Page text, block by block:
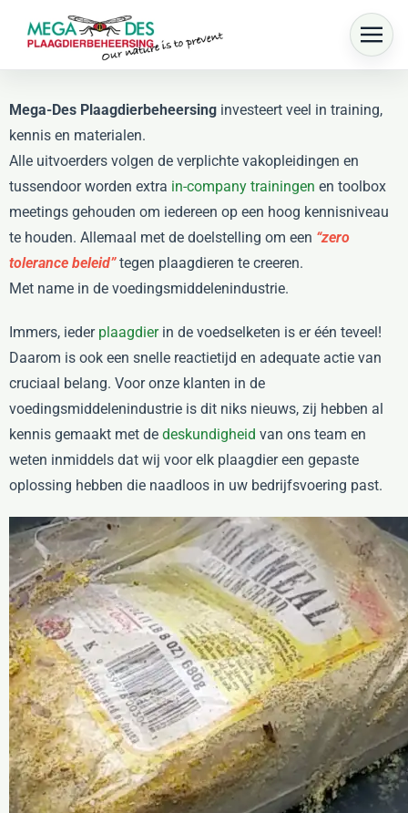
Skip to main content
Mega-Des Plaagdierbeheersing investeert veel in training,
kennis en materialen.
Alle uitvoerders volgen de verplichte vakopleidingen en
tussendoor worden extra in-company trainingen en toolbox
meetings gehouden om iedereen op een hoog kennisniveau
te houden. Allemaal met de doelstelling om een “zero
tolerance beleid”tegen plaagdieren te creeren.
Met name in de voedingsmiddelenindustrie.
Immers, ieder plaagdierin de voedselketen is er één teveel!
Daarom is ook een snelle reactietijd en adequate actie van
cruciaal belang. Voor onze klanten in de
voedingsmiddelenindustrie is dit niks nieuws, zij hebben al
kennis gemaakt met de deskundigheid van ons team en
weten inmiddels dat wij voor elk plaagdier een gepaste
oplossing hebben die naadloos in uw bedrijfsvoering past.